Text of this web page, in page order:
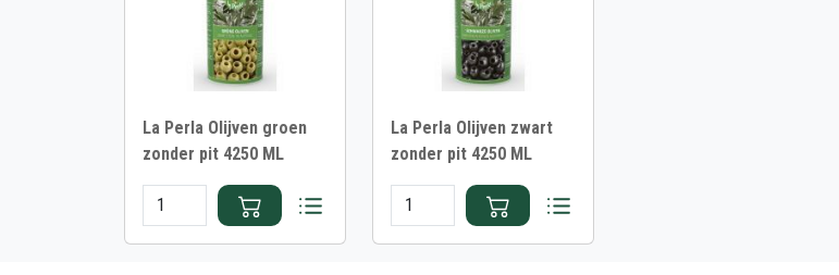
La Perla Olijven groen
zonder pit 4250 ML
La Perla Olijven zwart
zonder pit 4250 ML